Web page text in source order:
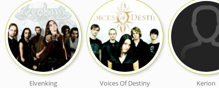
Elvenking Voices Of Destiny Kerion